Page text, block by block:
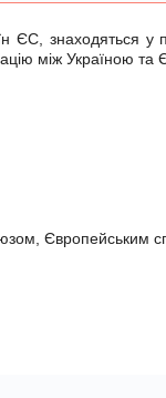
ЄС, знаходяться у
між Україною та
Європейським